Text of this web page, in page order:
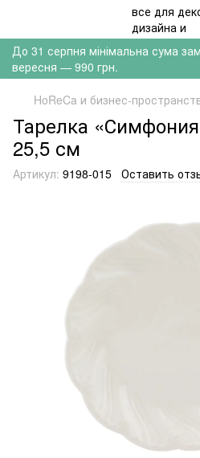
До 31 серпня мінімальна сума
вересня — 990 грн.
HoReCa и бизнес-
Тарелка
25,5 см
Артикул: 9198-015 Оставить